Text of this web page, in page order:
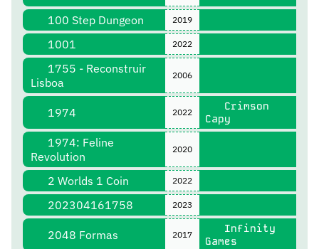
100 Step Dungeon 2019
1001 2022
1755 - Reconstruir
Lisboa
2006
1974 2022
Crimson
Capy
1974: Feline
Revolution
2020
2 Worlds 1 Coin 2022
202304161758 2023
2048 Formas 2017
Infinity
Games